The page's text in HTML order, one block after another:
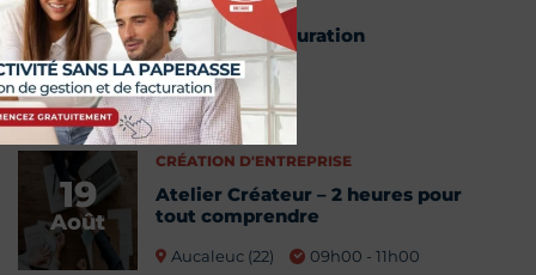
18
Août
Webinaire facturation
électronique
13h00 - 14h00
19
Août
CRÉATION D'ENTREPRISE
Atelier Créateur – 2 heures pour
tout comprendre
Aucaleuc (22) 09h00 - 11h00